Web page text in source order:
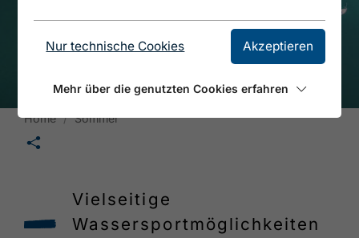
Home Sommer
🛄
Vielseitige
Wassersportmöglichkeiten
Nur technische Cookies Akzeptieren
Mehr über die genutzten Cookies erfahren